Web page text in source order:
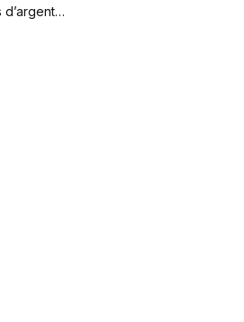
d’argent…